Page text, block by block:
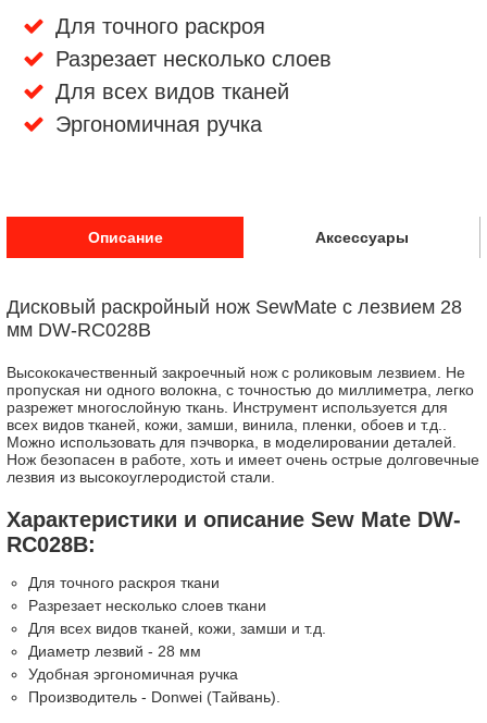
Для точного раскроя
Разрезает несколько слоев
Для всех видов тканей
Эргономичная ручка
Описание Аксессуары
Дисковый раскройный нож SewMate с лезвием 28
мм DW-RC028B
Высококачественный закроечный нож с роликовым лезвием. Не
пропуская ни одного волокна, с точностью до миллиметра, легко
разрежет многослойную ткань. Инструмент используется для
всех видов тканей, кожи, замши, винила, пленки, обоев и т.д..
Можно использовать для пэчворка, в моделировании деталей.
Нож безопасен в работе, хоть и имеет очень острые долговечные
лезвия из высокоуглеродистой стали.
Характеристики и описание Sew Mate DW-
RC028B:
Для точного раскроя ткани
Разрезает несколько слоев ткани
Для всех видов тканей, кожи, замши и т.д.
Диаметр лезвий - 28 мм
Удобная эргономичная ручка
Производитель - Donwei (Тайвань).